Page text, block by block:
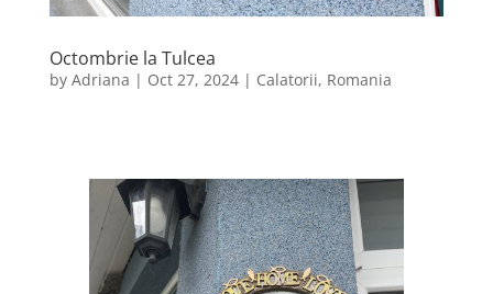
Octombrie la Tulcea
by Adriana | Oct 27, 2024| Calatorii, Romania